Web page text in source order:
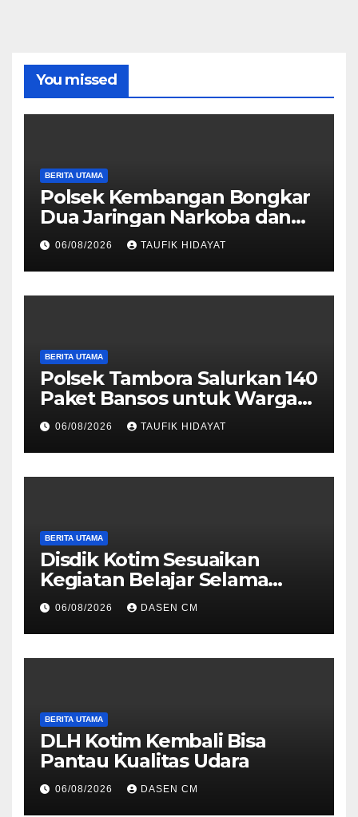
You missed
BERITA UTAMA
Polsek Kembangan Bongkar
Dua Jaringan Narkoba dan
Obat Keras, Sita Puluhan
Ribu Pil, 1,1 Kg Sabu hingga
Vape Etomidate
06/08/2026 TAUFIK HIDAYAT
BERITA UTAMA
Polsek Tambora Salurkan 140
Paket Bansos untuk Warga
Slum Area, Wujud
Kepedulian Sambut HUT ke-
81 RI
06/08/2026 TAUFIK HIDAYAT
BERITA UTAMA
Disdik Kotim Sesuaikan
Kegiatan Belajar Selama
Musim Kemarau
06/08/2026 DASEN CM
BERITA UTAMA
DLH Kotim Kembali Bisa
Pantau Kualitas Udara
06/08/2026 DASEN CM